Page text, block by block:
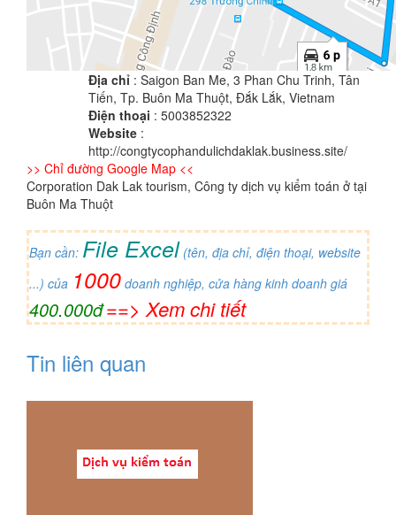
Địa chỉ : Saigon Ban Me, 3 Phan Chu Trinh, Tân
Tiến, Tp. Buôn Ma Thuột, Đắk Lắk, Vietnam
Điện thoại : 5003852322
Website :
http://congtycophandulichdaklak.business.site/
>> Chỉ đường Google Map <<
Corporation Dak Lak tourism, Công ty dịch vụ kiểm toán ở tại
Buôn Ma Thuột
Bạn cần: File Excel (tên, địa chỉ, điện thoại, website
...) của 1000 doanh nghiệp, cửa hàng kinh doanh giá
400.000đ==> Xem chi tiết
Tin liên quan